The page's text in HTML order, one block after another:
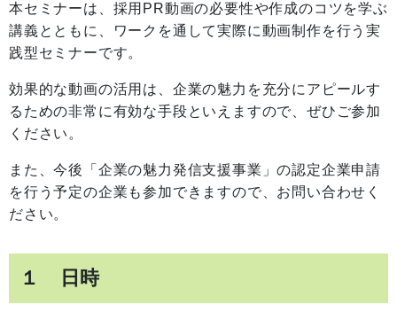
本セミナーは、採用PR動画の必要性や作成のコツを学ぶ
講義とともに、ワークを通して実際に動画制作を行う実
践型セミナーです。
効果的な動画の活用は、企業の魅力を充分にアピールす
るための非常に有効な手段といえますので、ぜひご参加
ください。
また、今後「企業の魅力発信支援事業」の認定企業申請
を行う予定の企業も参加できますので、お問い合わせく
ださい。
１ 日時